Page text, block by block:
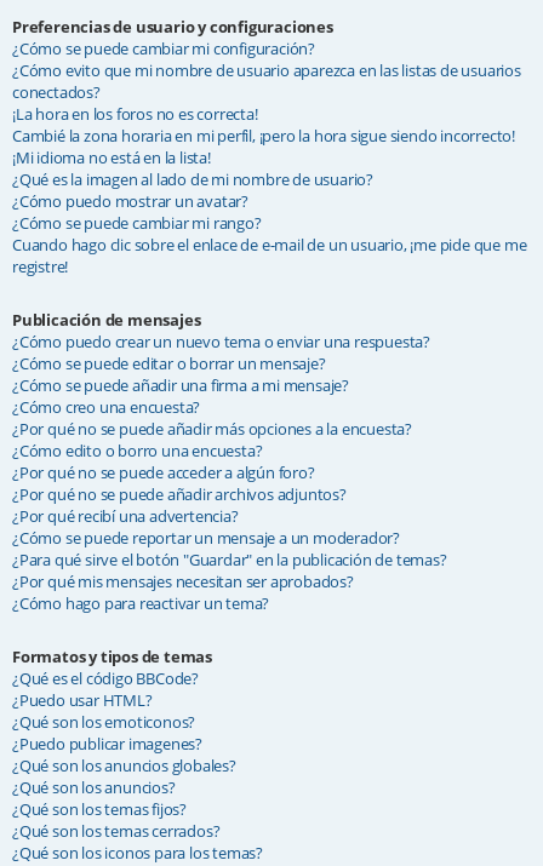
Preferencias de usuario y configuraciones
¿Cómo se puede cambiar mi configuración?
¿Cómo evito que mi nombre de usuario aparezca en las listas de usuarios
conectados?
¡La hora en los foros no es correcta!
Cambié la zona horaria en mi perfil, ¡pero la hora sigue siendo incorrecto!
¡Mi idioma no está en la lista!
¿Qué es la imagen al lado de mi nombre de usuario?
¿Cómo puedo mostrar un avatar?
¿Cómo se puede cambiar mi rango?
Cuando hago clic sobre el enlace de e-mail de un usuario, ¡me pide que me
registre!
Publicación de mensajes
¿Cómo puedo crear un nuevo tema o enviar una respuesta?
¿Cómo se puede editar o borrar un mensaje?
¿Cómo se puede añadir una firma a mi mensaje?
¿Cómo creo una encuesta?
¿Por qué no se puede añadir más opciones a la encuesta?
¿Cómo edito o borro una encuesta?
¿Por qué no se puede acceder a algún foro?
¿Por qué no se puede añadir archivos adjuntos?
¿Por qué recibí una advertencia?
¿Cómo se puede reportar un mensaje a un moderador?
¿Para qué sirve el botón "Guardar" en la publicación de temas?
¿Por qué mis mensajes necesitan ser aprobados?
¿Cómo hago para reactivar un tema?
Formatos y tipos de temas
¿Qué es el código BBCode?
¿Puedo usar HTML?
¿Qué son los emoticonos?
¿Puedo publicar imagenes?
¿Qué son los anuncios globales?
¿Qué son los anuncios?
¿Qué son los temas fijos?
¿Qué son los temas cerrados?
¿Qué son los iconos para los temas?